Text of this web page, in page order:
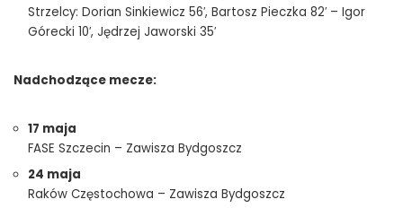
Strzelcy: Dorian Sinkiewicz 56′, Bartosz Pieczka 82′ – Igor
Górecki 10′, Jędrzej Jaworski 35′
Nadchodzące mecze:
17 maja
FASE Szczecin – Zawisza Bydgoszcz
24 maja
Raków Częstochowa – Zawisza Bydgoszcz